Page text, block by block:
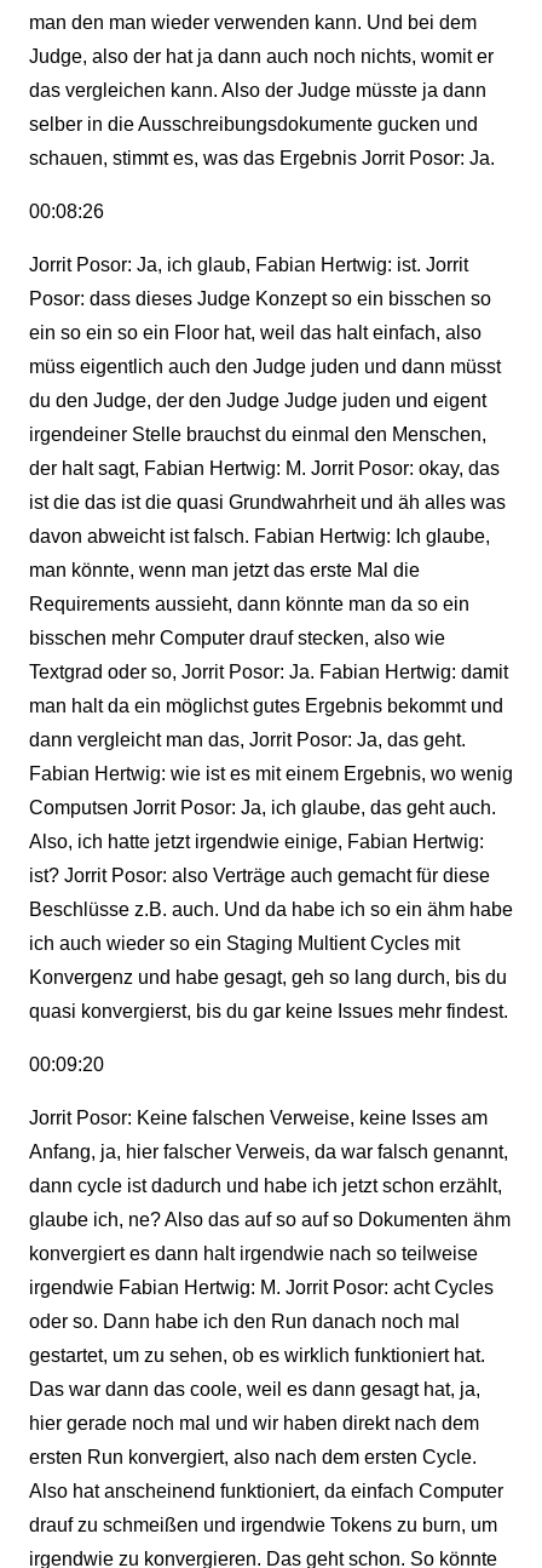
man den man wieder verwenden kann. Und bei dem
Judge, also der hat ja dann auch noch nichts, womit er
das vergleichen kann. Also der Judge müsste ja dann
selber in die Ausschreibungsdokumente gucken und
schauen, stimmt es, was das Ergebnis Jorrit Posor: Ja.
00:08:26
Jorrit Posor: Ja, ich glaub, Fabian Hertwig: ist. Jorrit
Posor: dass dieses Judge Konzept so ein bisschen so
ein so ein so ein Floor hat, weil das halt einfach, also
müss eigentlich auch den Judge juden und dann müsst
du den Judge, der den Judge Judge juden und eigent
irgendeiner Stelle brauchst du einmal den Menschen,
der halt sagt, Fabian Hertwig: M. Jorrit Posor: okay, das
ist die das ist die quasi Grundwahrheit und äh alles was
davon abweicht ist falsch. Fabian Hertwig: Ich glaube,
man könnte, wenn man jetzt das erste Mal die
Requirements aussieht, dann könnte man da so ein
bisschen mehr Computer drauf stecken, also wie
Textgrad oder so, Jorrit Posor: Ja. Fabian Hertwig: damit
man halt da ein möglichst gutes Ergebnis bekommt und
dann vergleicht man das, Jorrit Posor: Ja, das geht.
Fabian Hertwig: wie ist es mit einem Ergebnis, wo wenig
Computsen Jorrit Posor: Ja, ich glaube, das geht auch.
Also, ich hatte jetzt irgendwie einige, Fabian Hertwig:
ist? Jorrit Posor: also Verträge auch gemacht für diese
Beschlüsse z.B. auch. Und da habe ich so ein ähm habe
ich auch wieder so ein Staging Multient Cycles mit
Konvergenz und habe gesagt, geh so lang durch, bis du
quasi konvergierst, bis du gar keine Issues mehr findest.
00:09:20
Jorrit Posor: Keine falschen Verweise, keine Isses am
Anfang, ja, hier falscher Verweis, da war falsch genannt,
dann cycle ist dadurch und habe ich jetzt schon erzählt,
glaube ich, ne? Also das auf so auf so Dokumenten ähm
konvergiert es dann halt irgendwie nach so teilweise
irgendwie Fabian Hertwig: M. Jorrit Posor: acht Cycles
oder so. Dann habe ich den Run danach noch mal
gestartet, um zu sehen, ob es wirklich funktioniert hat.
Das war dann das coole, weil es dann gesagt hat, ja,
hier gerade noch mal und wir haben direkt nach dem
ersten Run konvergiert, also nach dem ersten Cycle.
Also hat anscheinend funktioniert, da einfach Computer
drauf zu schmeißen und irgendwie Tokens zu burn, um
irgendwie zu konvergieren. Das geht schon. So könnte